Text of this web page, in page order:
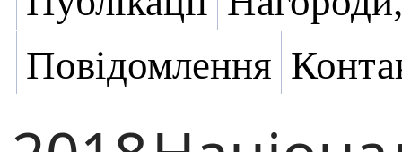
Повідомлення